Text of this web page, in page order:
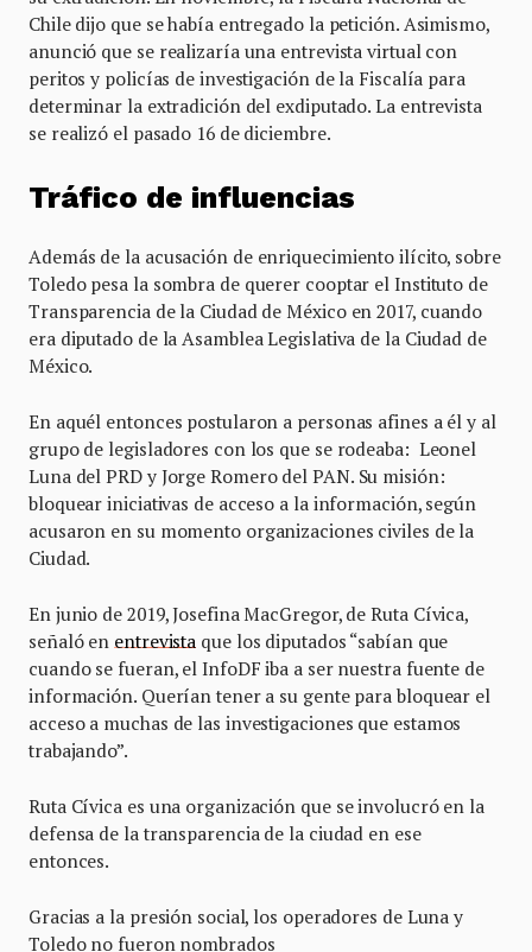
Chile dijo que se había entregado la petición. Asimismo,
anunció que se realizaría una entrevista virtual con
peritos y policías de investigación de la Fiscalía para
determinar la extradición del exdiputado. La entrevista
se realizó el pasado 16 de diciembre.
Tráfico de influencias
Además de la acusación de enriquecimiento ilícito, sobre
Toledo pesa la sombra de querer cooptar el Instituto de
Transparencia de la Ciudad de México en 2017, cuando
era diputado de la Asamblea Legislativa de la Ciudad de
México.
En aquél entonces postularon a personas afines a él y al
grupo de legisladores con los que se rodeaba: Leonel
Luna del PRD y Jorge Romero del PAN. Su misión:
bloquear iniciativas de acceso a la información, según
acusaron en su momento organizaciones civiles de la
Ciudad.
En junio de 2019, Josefina MacGregor, de Ruta Cívica,
señaló en entrevista que los diputados “sabían que
cuando se fueran, el InfoDF iba a ser nuestra fuente de
información. Querían tener a su gente para bloquear el
acceso a muchas de las investigaciones que estamos
trabajando”.
Ruta Cívica es una organización que se involucró en la
defensa de la transparencia de la ciudad en ese
entonces.
Gracias a la presión social, los operadores de Luna y
Toledo no fueron nombrados